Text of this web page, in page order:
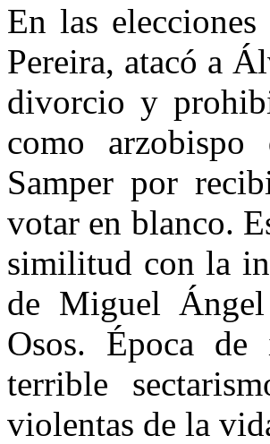
En las
Pereira, atacó a
divorcio y
como arzobispo
Samper por
votar en blanco.
similitud con la
de Miguel
Osos. Época de
terrible
violentas de la